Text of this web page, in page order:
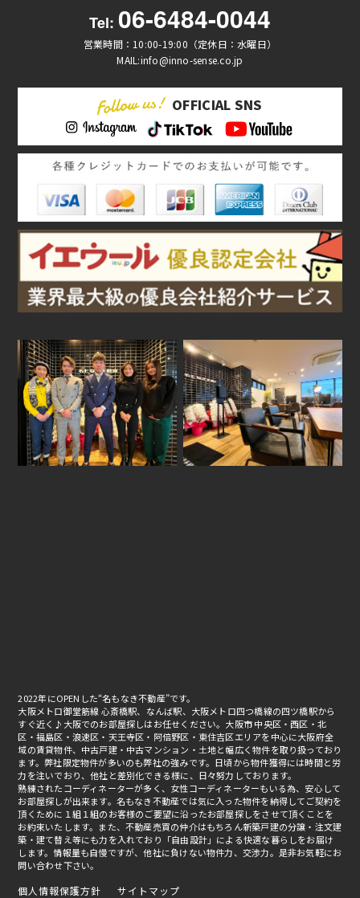
Tel: 06-6484-0044
営業時間：10:00-19:00（定休日：水曜日）
MAIL:info@inno-sense.co.jp
OFFICIAL SNS
2022年にOPENした“名もなき不動産”です。
大阪メトロ御堂筋線 心斎橋駅、なんば駅、大阪メトロ四つ橋線の四ツ橋駅から
すぐ近く♪大阪でのお部屋探しはお任せください。大阪市 中央区・西区・北
区・福島区・浪速区・天王寺区・阿倍野区・東住吉区エリアを中心に大阪府全
域の賃貸物件、中古戸建・中古マンション・土地と幅広く物件を取り扱っており
ます。弊社限定物件が多いのも弊社の強みです。日頃から物件獲得には時間と労
力を注いでおり、他社と差別化できる様に、日々努力しております。
熟練されたコーディネーターが多く、女性コーディネーターもいる為、安心して
お部屋探しが出来ます。名もなき不動産では気に入った物件を納得してご契約を
頂くために１組１組のお客様のご要望に沿ったお部屋探しをさせて頂くことを
お約束いたします。また、不動産売買の仲介はもちろん新築戸建の分譲・注文建
築・建て替え等にも力を入れており「自由設計」による快適な暮らしをお届け
します。情報量も自慢ですが、他社に負けない物件力、交渉力。是非お気軽にお
問い合わせ下さい。
個人情報保護方針 サイトマップ